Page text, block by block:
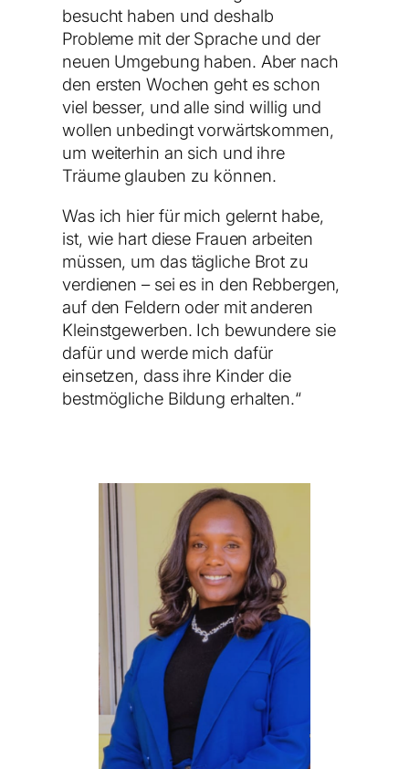
besucht haben und deshalb
Probleme mit der Sprache und der
neuen Umgebung haben. Aber nach
den ersten Wochen geht es schon
viel besser, und alle sind willig und
wollen unbedingt vorwärtskommen,
um weiterhin an sich und ihre
Träume glauben zu können.
Was ich hier für mich gelernt habe,
ist, wie hart diese Frauen arbeiten
müssen, um das tägliche Brot zu
verdienen – sei es in den Rebbergen,
auf den Feldern oder mit anderen
Kleinstgewerben. Ich bewundere sie
dafür und werde mich dafür
einsetzen, dass ihre Kinder die
bestmögliche Bildung erhalten.“